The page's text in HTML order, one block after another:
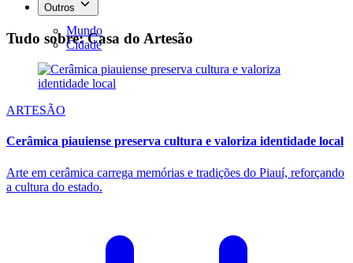
Outros
Mundo
Cidade
Tudo sobre: Casa do Artesão
ARTESÃO
Cerâmica piauiense preserva cultura e valoriza identidade local
Arte em cerâmica carrega memórias e tradições do Piauí, reforçando
a cultura do estado.